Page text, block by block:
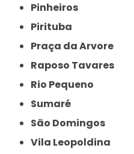
Pinheiros
Pirituba
Praça da Arvore
Raposo Tavares
Rio Pequeno
Sumaré
São Domingos
Vila Leopoldina